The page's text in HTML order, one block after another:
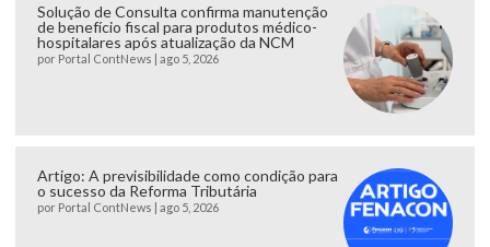
Solução de Consulta confirma manutenção
de benefício fiscal para produtos médico-
hospitalares após atualização da NCM
por Portal ContNews | ago 5, 2026
Artigo: A previsibilidade como condição para
o sucesso da Reforma Tributária
por Portal ContNews | ago 5, 2026